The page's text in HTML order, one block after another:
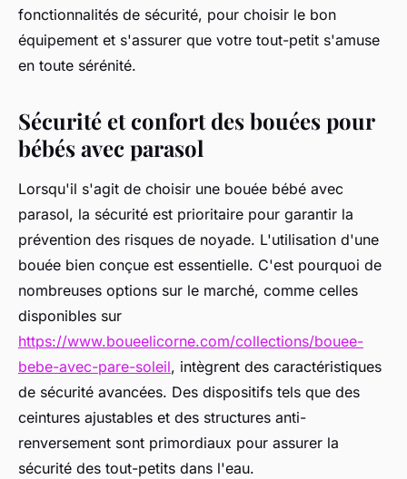
fonctionnalités de sécurité, pour choisir le bon
équipement et s'assurer que votre tout-petit s'amuse
en toute sérénité.
Sécurité et confort des bouées pour
bébés avec parasol
Lorsqu'il s'agit de choisir une bouée bébé avec
parasol, la sécurité est prioritaire pour garantir la
prévention des risques de noyade. L'utilisation d'une
bouée bien conçue est essentielle. C'est pourquoi de
nombreuses options sur le marché, comme celles
disponibles sur
https://www.boueelicorne.com/collections/bouee-
bebe-avec-pare-soleil, intègrent des caractéristiques
de sécurité avancées. Des dispositifs tels que des
ceintures ajustables et des structures anti-
renversement sont primordiaux pour assurer la
sécurité des tout-petits dans l'eau.